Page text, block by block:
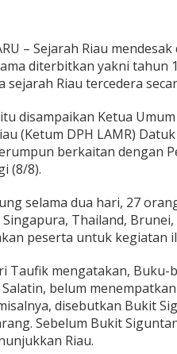
j
a
a
h
R
i
a
D
i
t
u
i
s
U
a
n
– Sejarah Riau
diterbitkan yakni tahun
sejarah Riau tercedera
disampaikan Ketua
(Ketum DPH LAMR)
berkaitan dengan
(8/8).
selama dua hari, 27
Singapura, Thailand,
peserta untuk kegiatan
Taufik mengatakan,
belum
disebutkan Bukit
Sebelum Bukit
Riau.